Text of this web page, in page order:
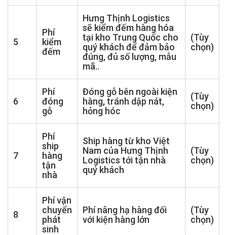
5
Phí
kiểm
đếm
Hưng Thịnh Logistics
sẽ kiểm đếm hàng hóa
tại kho Trung Quốc cho
quý khách để đảm bảo
đúng, đủ số lượng, mẫu
mã..
(Tùy
chọn)
6
Phí
đóng
gỗ
Đóng gỗ bên ngoài kiện
hàng, tránh dập nát,
hỏng hóc
(Tùy
chọn)
7
Phí
ship
hàng
tận
nhà
Ship hàng từ kho Việt
Nam của Hưng Thịnh
Logistics tới tận nhà
quý khách
(Tùy
chọn)
8
Phí vận
chuyển
phát
sinh
Phí nâng hạ hàng đối
với kiện hàng lớn
(Tùy
chọn)